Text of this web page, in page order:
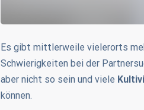
Es gibt mittlerweile vielerorts
Schwierigkeiten bei der
aber nicht so sein und viele
können.